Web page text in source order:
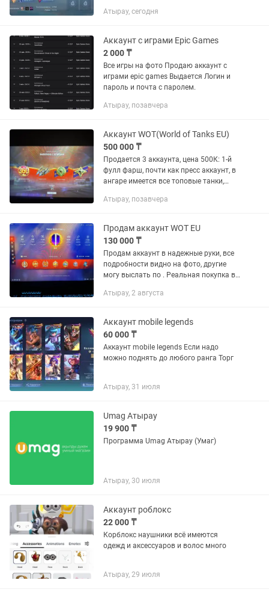
оплаты. • Возможна проверка аккаунта
Атырау, сегодня
Аккаунт с играми Epic Games
2 000 ₸
Все игры на фото Продаю аккаунт с
играми epic games Выдается Логин и
пароль и почта с паролем.
Атырау, позавчера
Аккаунт WOT(World of Tanks EU)
500 000 ₸
Продается 3 аккаунта, цена 500К: 1-й
фулл фарш, почти как пресс аккаунт, в
ангаре имеется все топовые танки,
несколько штук только осталось
Атырау, позавчера
Продам аккаунт WOT EU
130 000 ₸
Продам аккаунт в надежные руки, все
подробности видно на фото, другие
могу выслать по . Реальная покупка в
могут купить онлайн через
Атырау, 2 августа
Аккаунт mobile legends
60 000 ₸
Аккаунт mobile legends Если надо
можно поднять до любого ранга Торг
Атырау, 31 июля
Umag Атырау
19 900 ₸
Программа Umag Атырау (Умаг)
Атырау, 30 июля
Аккаунт роблокс
22 000 ₸
Корблокс наушники всё имеются
одежд и аксессуаров и волос много
Атырау, 29 июля